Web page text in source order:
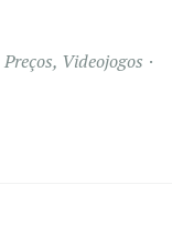
Preços, Videojogos